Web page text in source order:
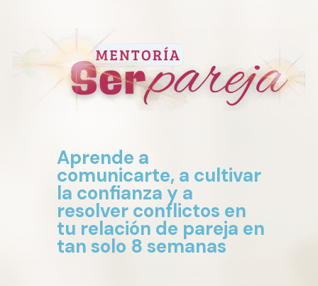
Aprende a
comunicarte, a cultivar
la confianza y a
resolver conflictos en
tu relación de pareja en
tan solo 8 semanas